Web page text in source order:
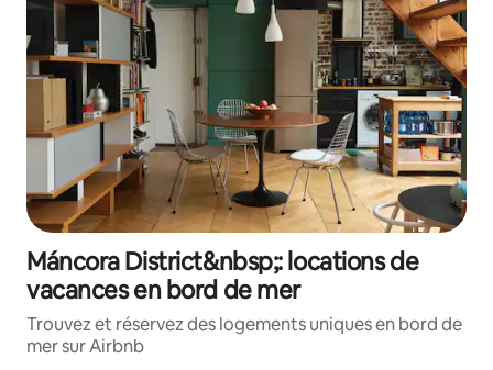
Máncora District&nbsp;: locations de
vacances en bord de mer
Trouvez et réservez des logements uniques en bord de
mer sur Airbnb